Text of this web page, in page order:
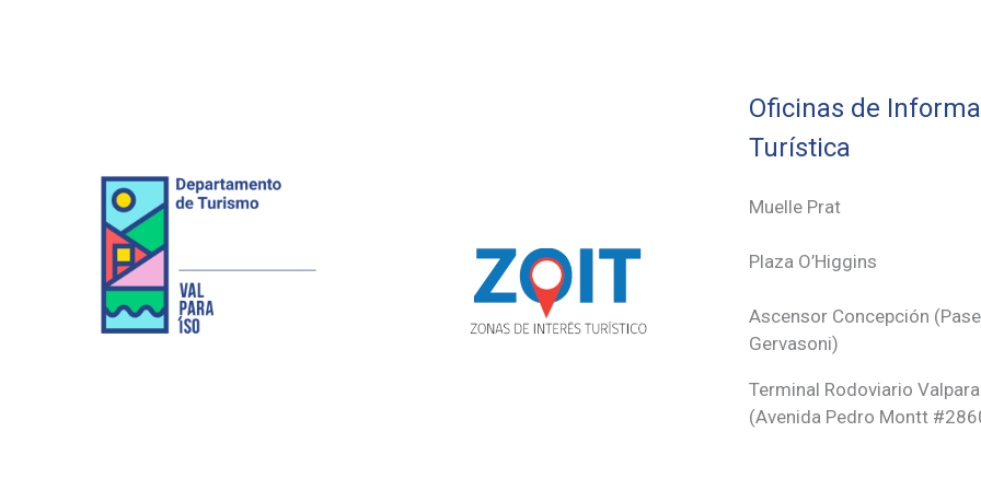
Oficinas de
Turística
Muelle Prat
Plaza O’Higgins
Ascensor Concepción (
Gervasoni)
Terminal Rodoviario
(Avenida Pedro Montt